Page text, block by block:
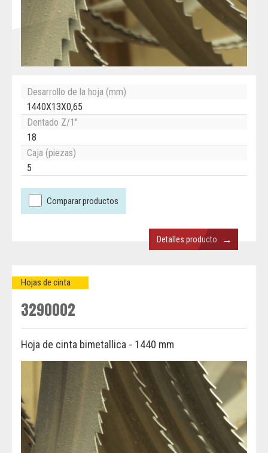
Desarrollo de la hoja (mm)
1440X13X0,65
Dentado Z/1"
18
Caja (piezas)
5
Comparar productos
Detalles producto →
Hojas de cinta
3290002
Hoja de cinta bimetallica - 1440 mm